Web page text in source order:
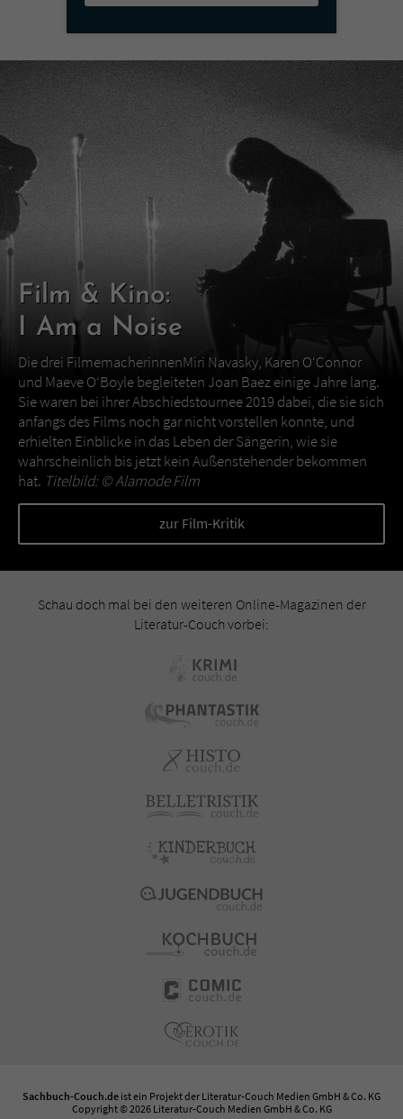
Film & Kino:
I Am a Noise
Die drei FilmemacherinnenMiri Navasky, Karen O‘Connor
und Maeve O‘Boyle begleiteten Joan Baez einige Jahre lang.
Sie waren bei ihrer Abschiedstournee 2019 dabei, die sie sich
anfangs des Films noch gar nicht vorstellen konnte, und
erhielten Einblicke in das Leben der Sängerin, wie sie
wahrscheinlich bis jetzt kein Außenstehender bekommen
hat. Titelbild: ©Alamode Film
zur Film-Kritik
Schau doch mal bei den weiteren Online-Magazinen der
Literatur-Couch vorbei:
Sachbuch-Couch.de ist ein Projekt der Literatur-Couch Medien GmbH & Co. KG
Copyright © 2026 Literatur-Couch Medien GmbH & Co. KG